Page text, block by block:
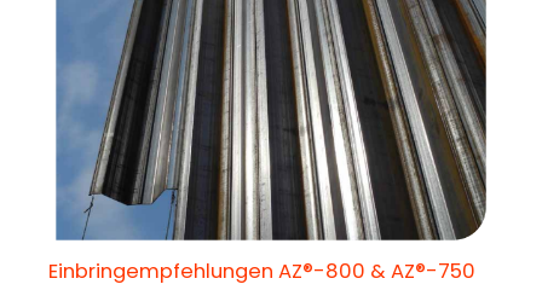
Einbringempfehlungen AZ®-800 & AZ®-750